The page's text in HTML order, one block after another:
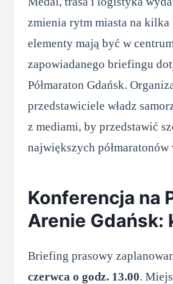
zmienia rytm miasta na kilka
elementy mają być w
zapowiadanego briefingu
Półmaraton Gdańsk.
przedstawiciele władz
z mediami, by przedstawić
największych półmaratonów
Konferencja na
Arenie Gdańsk:
Briefing prasowy
czerwca o godz. 13.00.